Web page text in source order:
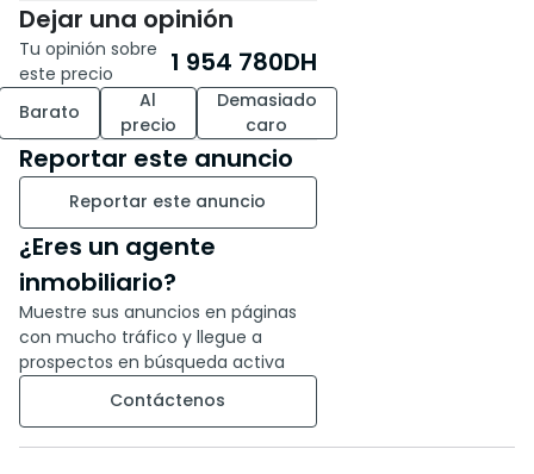
Dejar una opinión
Tu opinión sobre
este precio
1 954 780DH
Barato
Al
precio
Demasiado
caro
Reportar este anuncio
Reportar este anuncio
¿Eres un agente
inmobiliario?
Muestre sus anuncios en páginas
con mucho tráfico y llegue a
prospectos en búsqueda activa
Contáctenos